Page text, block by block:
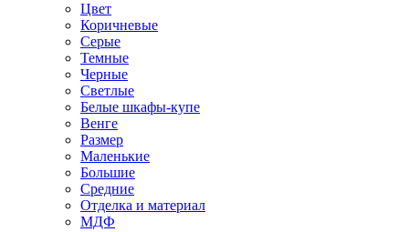
Цвет
Коричневые
Серые
Темные
Черные
Светлые
Белые шкафы-купе
Венге
Размер
Маленькие
Большие
Средние
Отделка и материал
МДФ